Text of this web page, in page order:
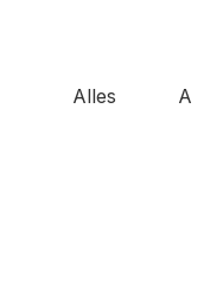
Alles A